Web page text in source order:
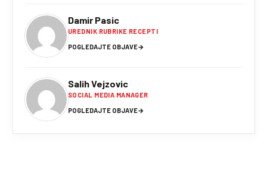
Damir Pasic
UREDNIK RUBRIKE RECEPTI
POGLEDAJTE OBJAVE→
Salih Vejzovic
SOCIAL MEDIA MANAGER
POGLEDAJTE OBJAVE→